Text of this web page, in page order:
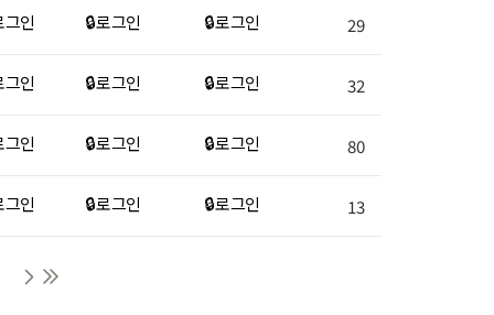
그인 🔒 로그인 🔒 로그인 29
그인 🔒 로그인 🔒 로그인 32
그인 🔒 로그인 🔒 로그인 80
그인 🔒 로그인 🔒 로그인 13